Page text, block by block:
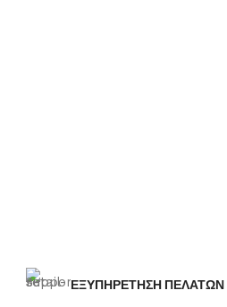
ΕΞΥΠΗΡΕΤΗΣΗ ΠΕΛΑΤΩΝ